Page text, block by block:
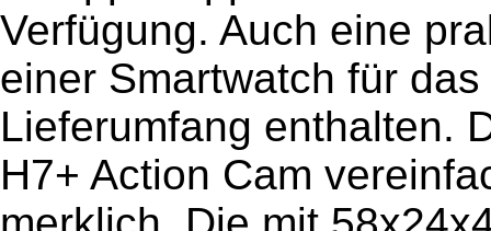
Verfügung. Auch eine
einer Smartwatch für
Lieferumfang enthalten.
H7+ Action Cam